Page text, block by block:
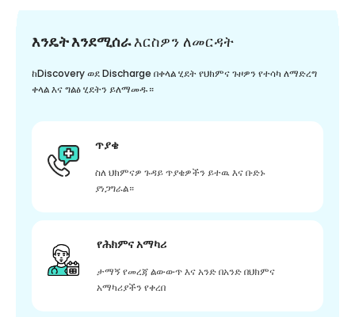
እንዴት እንደሚሰራእርስዎን ለመርዳት
ከDiscovery ወደ Discharge በቀላል ሂደት የህክምና ጉዞዎን የተሳካ ለማድረግ
ቀላል እና ግልፅ ሂደትን ይለማመዱ።
ጥያቄ
ስለ ህክምናዎ ጉዳይ ጥያቄዎችን ይተዉ እና ቡድኑ
ያነጋግራል።
የሕክምና አማካሪ
ታማኝ የመረጃ ልውውጥ እና አንድ በአንድ በህክምና
አማካሪያችን የቀረበ